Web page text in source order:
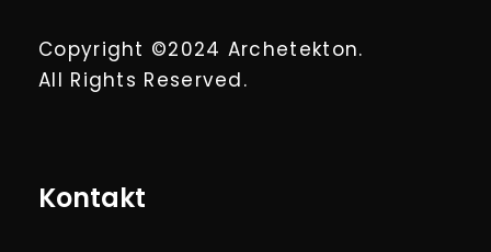
Copyright ©2024 Archetekton.
All Rights Reserved.
Kontakt